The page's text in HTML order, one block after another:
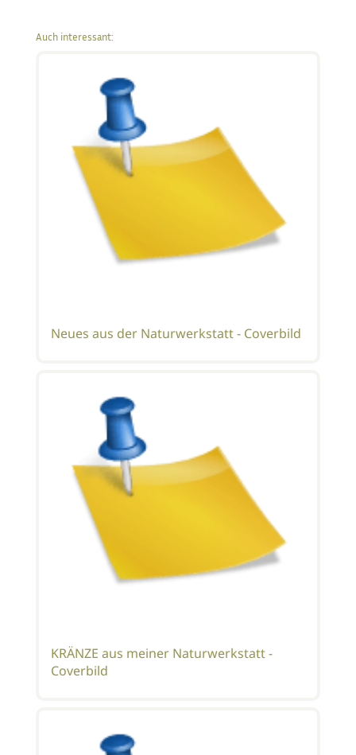
Auch interessant:
Neues aus der Naturwerkstatt - Coverbild
KRÄNZE aus meiner Naturwerkstatt -
Coverbild